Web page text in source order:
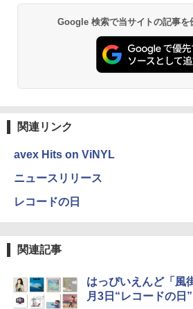
Google 検索で当サイトの記事を
関連リンク
avex Hits on ViNYL
ニュースリリース
レコードの日
関連記事
はっぴいえんど「風
月3日“レコードの日